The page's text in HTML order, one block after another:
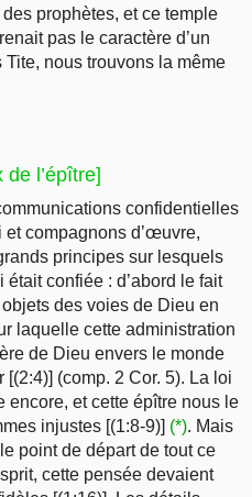
prophètes, et ce temple
pas le caractère d’un
nous trouvons la même
l’épître]
confidentielles
compagnons d’œuvre,
principes sur lesquels
confiée : d’abord le fait
des voies de Dieu en
laquelle cette administration
de Dieu envers le monde
[(2:4)] (comp. 2 Cor. 5). La loi
encore, et cette épître nous le
injustes [(1:8-9)] (*). Mais
point de départ de tout ce
cette pensée devaient